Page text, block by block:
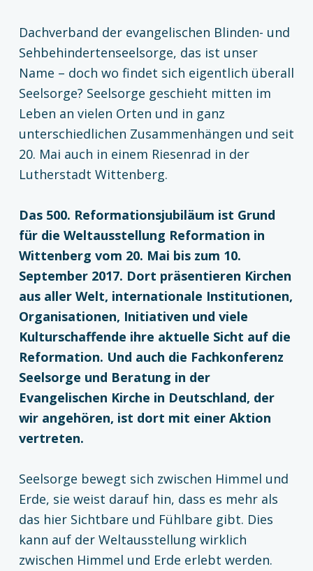
Dachverband der evangelischen Blinden- und
Sehbehindertenseelsorge, das ist unser
Name – doch wo findet sich eigentlich überall
Seelsorge? Seelsorge geschieht mitten im
Leben an vielen Orten und in ganz
unterschiedlichen Zusammenhängen und seit
20. Mai auch in einem Riesenrad in der
Lutherstadt Wittenberg.
Das 500. Reformationsjubiläum ist Grund
für die Weltausstellung Reformation in
Wittenberg vom 20. Mai bis zum 10.
September 2017. Dort präsentieren Kirchen
aus aller Welt, internationale Institutionen,
Organisationen, Initiativen und viele
Kulturschaffende ihre aktuelle Sicht auf die
Reformation. Und auch die Fachkonferenz
Seelsorge und Beratung in der
Evangelischen Kirche in Deutschland, der
wir angehören, ist dort mit einer Aktion
vertreten.
Seelsorge bewegt sich zwischen Himmel und
Erde, sie weist darauf hin, dass es mehr als
das hier Sichtbare und Fühlbare gibt. Dies
kann auf der Weltausstellung wirklich
zwischen Himmel und Erde erlebt werden.